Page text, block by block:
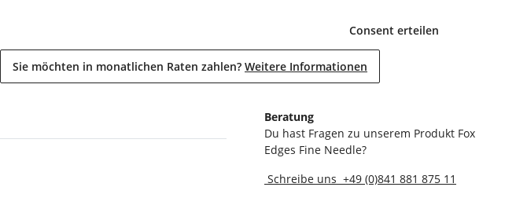
Consent erteilen
Sie möchten in monatlichen Raten zahlen? Weitere Informationen
Beratung
Du hast Fragen zu unserem Produkt Fox
Edges Fine Needle?
Schreibe uns +49 (0)841 881 875 11